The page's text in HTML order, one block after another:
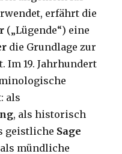
erfährt die
(„Lügende“) eine
die Grundlage zur
19. Jahrhundert
als
, als historisch
geistliche Sage
mündliche